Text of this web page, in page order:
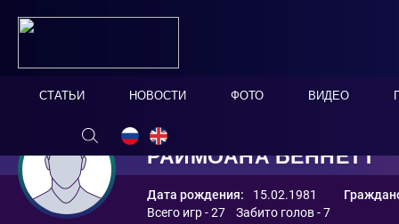
СТАТЬИ НОВОСТИ ФОТО ВИДЕО
РАЙМОАНА БЕННЕТТ
Дата рождения: 15.02.1981
Всего игр - 27 Забито голов - 7